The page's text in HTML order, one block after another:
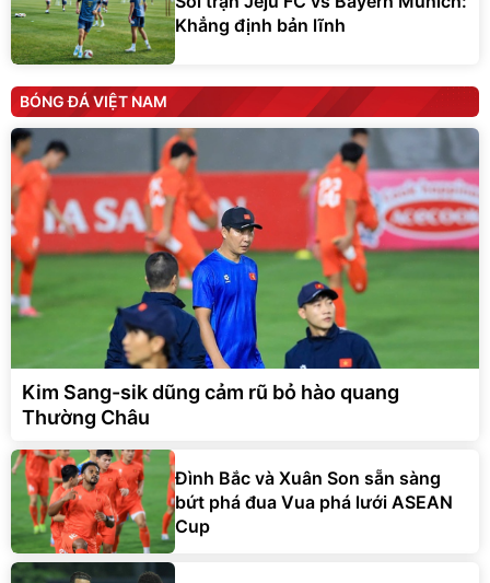
Khẳng định bản lĩnh
BÓNG ĐÁ VIỆT NAM
Kim Sang-sik dũng cảm rũ bỏ hào quang
Thường Châu
Đình Bắc và Xuân Son sẵn sàng
bứt phá đua Vua phá lưới ASEAN
Cup